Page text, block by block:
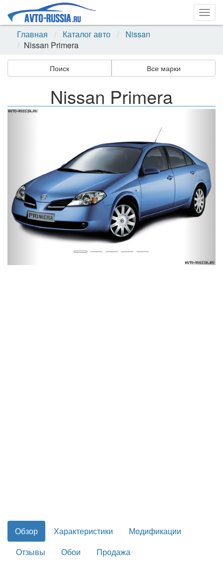
Главная
Каталог авто
Nissan
Nissan Primera
Поиск Все марки
Nissan Primera
Назад
Обзор Характеристики
Модификации
Отзывы
Обои Продажа